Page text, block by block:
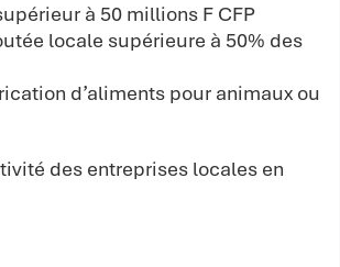
à 50 millions F CFP
locale supérieure à 50% des
d’aliments pour animaux ou
des entreprises locales en